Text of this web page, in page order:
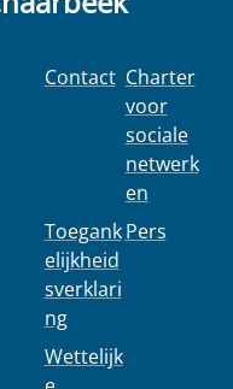
Contact
Toegank
elijkheid
sverklari
ng
Wettelijk
Charter
voor
sociale
netwerk
en
Pers